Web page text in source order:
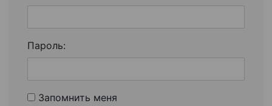
Пароль:
Запомнить меня